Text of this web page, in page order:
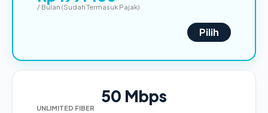
/ Bulan (Sudah Termasuk Pajak)
Pilih
50 Mbps
UNLIMITED FIBER